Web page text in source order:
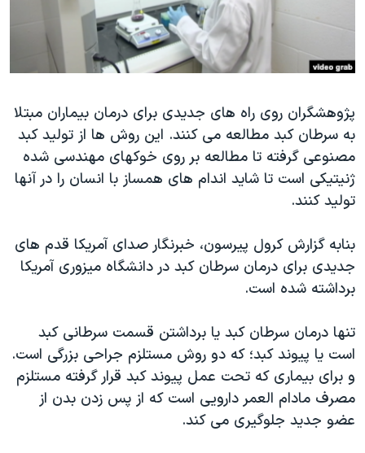
اقتصادی
علم و فناوری
گالری عکس
آرشیو پخش زنده
حمله جمهوری اسلامی به اسرائیل
رمز مهسا
اعتراضات زن، زندگی، آزادی
مجموعه مستندهای دادخواهی
تریبونال مردمی آبان ۹۸
دادگاه حمید نوری
قانون شفافیت دارائی کادر رهبری ایران
اعتراضات مردمی آبان ۹۸
نرگس محمدی برنده جایزه نوبل صلح
همایش محافظه‌کاران آمریکا «سی‌پک»
صفحه‌های ویژه
سفر پرزیدنت ترامپ به چین
زبانهای مختلف
پژوهشگران روی راه های جدیدی برای درمان بیماران مبتلا
به سرطان کبد مطالعه می کنند. این روش ها از تولید کبد
مصنوعی گرفته تا مطالعه بر روی خوکهای مهندسی شده
ژنیتیکی است تا شاید اندام های همساز با انسان را در آنها
تولید کنند.
بنابه گزارش کرول پیرسون، خبرنگار صدای آمریکا قدم های
جدیدی برای درمان سرطان کبد در دانشگاه میزوری آمریکا
برداشته شده است.
تنها درمان سرطان کبد یا برداشتن قسمت سرطانی کبد
است یا پیوند کبد؛ که دو روش مستلزم جراحی بزرگی است.
و برای بیماری که تحت عمل پیوند کبد قرار گرفته مستلزم
مصرف مادام العمر دارویی است که از پس زدن بدن از
عضو جدید جلوگیری می کند.